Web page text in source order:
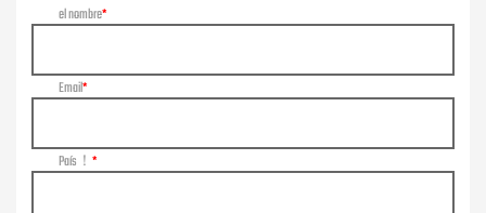
el nombre
Email
País！